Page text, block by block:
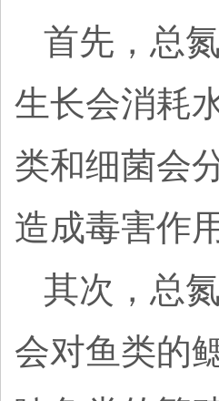
首先，总
生长会消耗
类和细菌会
造成毒害作用
其次，总
会对鱼类的